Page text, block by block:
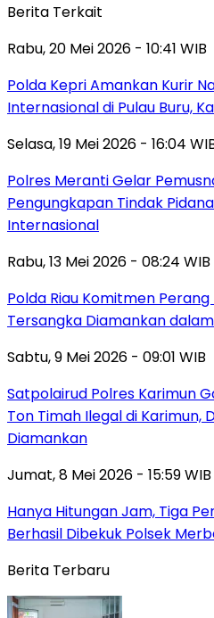
Berita Terkait
Rabu, 20 Mei 2026 - 10:41 WIB
Polda Kepri Amankan Kurir
Internasional di Pulau Buru,
Selasa, 19 Mei 2026 - 16:04
Polres Meranti Gelar
Pengungkapan Tindak
Internasional
Rabu, 13 Mei 2026 - 08:24 WIB
Polda Riau Komitmen
Tersangka Diamankan
Sabtu, 9 Mei 2026 - 09:01 WIB
Satpolairud Polres Karimun
Ton Timah Ilegal di Karimun,
Diamankan
Jumat, 8 Mei 2026 - 15:59 WIB
Hanya Hitungan Jam, Tiga
Berhasil Dibekuk Polsek
Berita Terbaru